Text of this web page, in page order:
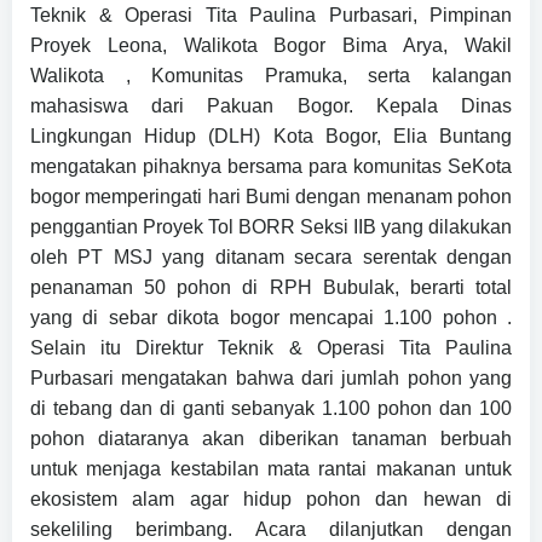
Teknik & Operasi Tita Paulina Purbasari, Pimpinan
Proyek Leona, Walikota Bogor Bima Arya, Wakil
Walikota , Komunitas Pramuka, serta kalangan
mahasiswa dari Pakuan Bogor. Kepala Dinas
Lingkungan Hidup (DLH) Kota Bogor, Elia Buntang
mengatakan pihaknya bersama para komunitas SeKota
bogor memperingati hari Bumi dengan menanam pohon
penggantian Proyek Tol BORR Seksi IIB yang dilakukan
oleh PT MSJ yang ditanam secara serentak dengan
penanaman 50 pohon di RPH Bubulak, berarti total
yang di sebar dikota bogor mencapai 1.100 pohon .
Selain itu Direktur Teknik & Operasi Tita Paulina
Purbasari mengatakan bahwa dari jumlah pohon yang
di tebang dan di ganti sebanyak 1.100 pohon dan 100
pohon diataranya akan diberikan tanaman berbuah
untuk menjaga kestabilan mata rantai makanan untuk
ekosistem alam agar hidup pohon dan hewan di
sekeliling berimbang. Acara dilanjutkan dengan